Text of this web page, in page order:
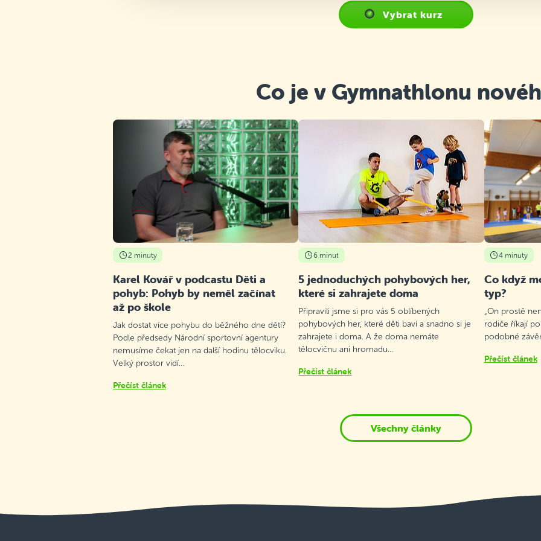
Vybrat kurz
Co je v Gymnathlonu
2 minuty
Karel Kovář v podcastu Děti a
pohyb: Pohyb by neměl začínat
až po škole
Jak dostat více pohybu do běžného dne dětí?
Podle předsedy Národní sportovní agentury
nemusíme čekat jen na další hodinu tělocviku.
Velký prostor vidí…
Přečíst článek
6 minut
5 jednoduchých pohybových her,
které si zahrajete doma
Připravili jsme si pro vás 5 oblíbených
pohybových her, které děti baví a snadno si je
zahrajete i doma. A že doma nemáte
tělocvičnu ani hromadu…
Přečíst článek
4 minuty
Co když
typ?
„On prostě
rodiče říkají
podobné
Přečíst článek
Všechny články